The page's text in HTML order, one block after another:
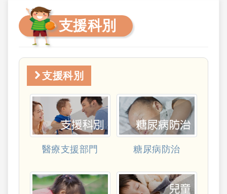
支援科別
支援科別
醫療支援部門 糖尿病防治